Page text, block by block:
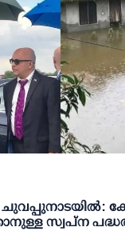
ചുവപ്പുനാടയില്‍:
സ്വപ്ന